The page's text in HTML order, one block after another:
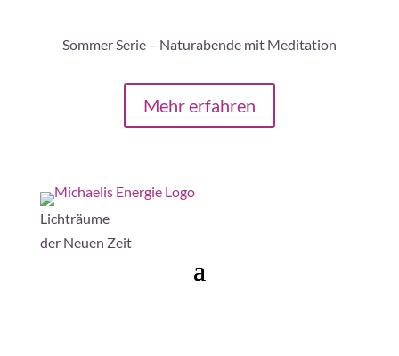
Sommer Serie – Naturabende mit Meditation
Mehr erfahren
Lichträume
der Neuen Zeit